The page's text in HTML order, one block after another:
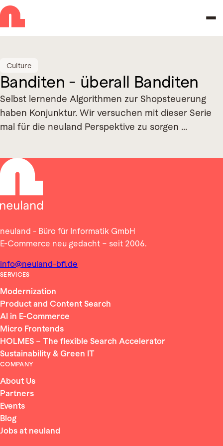
Skip to navigation
Skip to main content
Culture
Banditen - überall Banditen
Selbst lernende Algorithmen zur Shopsteuerung
haben Konjunktur. Wir versuchen mit dieser Serie
mal für die neuland Perspektive zu sorgen ...
neuland - Büro für Informatik GmbH
E-Commerce neu gedacht – seit 2006.
info@neuland-bfi.de
SERVICES
Modernization
Product and Content Search
AI in E-Commerce
Micro Frontends
HOLMES – The flexible Search Accelerator
Sustainability & Green IT
COMPANY
About Us
Partners
Events
Blog
Jobs at neuland